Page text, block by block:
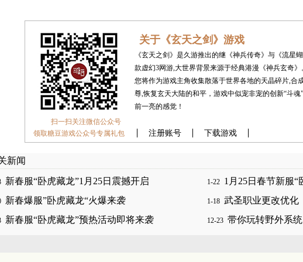
扫一扫关注微信公众号
领取糖豆游戏公众号专属礼包
关于《玄天之剑》游戏
注册账号 下载游戏
《玄天之剑》是久游推出的继《神兵传奇》与《流星
款虚幻3网游,大世界背景来源于经典港漫《神兵玄奇》
您将作为游戏主角收集散落于世界各地的天晶碎片,合
尊,恢复玄天大陆的和平，游戏中似宠非宠的创新“斗魂
前一亮的感觉！
新闻
新春服“卧虎藏龙”1月25日震撼开启 1-22 1月25日春节新服“
新春爆服”卧虎藏龙“火爆来袭 1-18 武圣职业更改优化
新春服“卧虎藏龙”预热活动即将来袭 12-23 带你玩转野外系统